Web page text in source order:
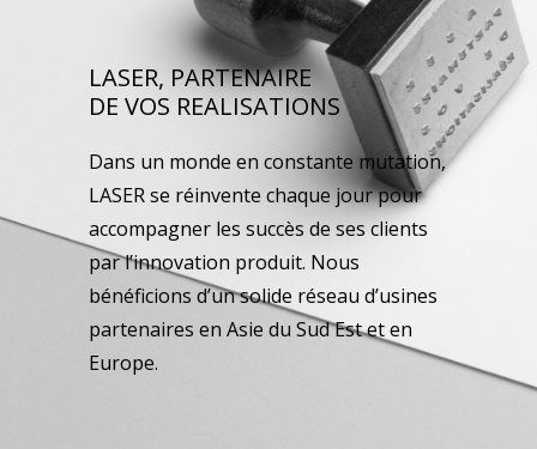
LASER, PARTENAIRE
DE VOS REALISATIONS
Dans un monde en constante mutation,
LASER se réinvente chaque jour pour
accompagner les succès de ses clients
par l’innovation produit. Nous
bénéficions d’un solide réseau d’usines
partenaires en Asie du Sud Est et en
Europe.